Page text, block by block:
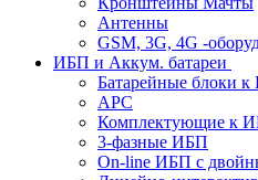
Антенны
GSM, 3G, 4G -
ИБП и Аккум. батареи
Батарейные блоки
APC
Комплектующие к
3-фазные ИБП
On-line ИБП с